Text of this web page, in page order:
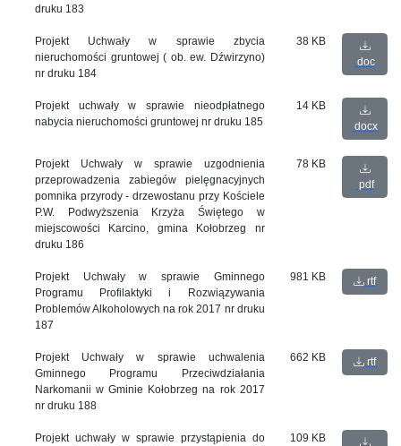
druku 183
Projekt Uchwały w sprawie zbycia
nieruchomości gruntowej ( ob. ew. Dźwirzyno)
nr druku 184
38 KB
doc
Projekt uchwały w sprawie nieodpłatnego
nabycia nieruchomości gruntowej nr druku 185
14 KB
docx
Projekt Uchwały w sprawie uzgodnienia
przeprowadzenia zabiegów pielęgnacyjnych
pomnika przyrody - drzewostanu przy Kościele
P.W. Podwyższenia Krzyża Świętego w
miejscowości Karcino, gmina Kołobrzeg nr
druku 186
78 KB
pdf
Projekt Uchwały w sprawie Gminnego
Programu Profilaktyki i Rozwiązywania
Problemów Alkoholowych na rok 2017 nr druku
187
981 KB rtf
Projekt Uchwały w sprawie uchwalenia
Gminnego Programu Przeciwdziałania
Narkomanii w Gminie Kołobrzeg na rok 2017
nr druku 188
662 KB rtf
Projekt uchwały w sprawie przystąpienia do
109 KB